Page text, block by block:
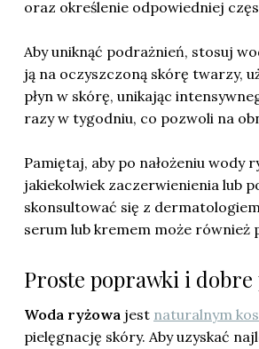
oraz określenie odpowiedniej
Aby uniknąć podrażnień, stosuj
ją na oczyszczoną skórę twarzy,
płyn w skórę, unikając
razy w tygodniu, co pozwoli na
Pamiętaj, aby po nałożeniu wody
jakiekolwiek zaczerwienienia lub
skonsultować się z
serum lub kremem może
Proste poprawki i
Woda ryżowa jest naturalnym
pielęgnację skóry. Aby uzyskać